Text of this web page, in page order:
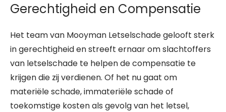
Gerechtigheid en Compensatie
Het team van Mooyman Letselschade gelooft sterk
in gerechtigheid en streeft ernaar om slachtoffers
van letselschade te helpen de compensatie te
krijgen die zij verdienen. Of het nu gaat om
materiële schade, immateriële schade of
toekomstige kosten als gevolg van het letsel,